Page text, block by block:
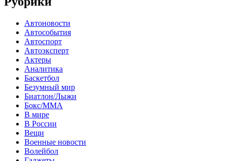
Автоновости
Автособытия
Автоспорт
Автоэксперт
Актеры
Аналитика
Баскетбол
Безумный мир
Биатлон/Лыжи
Бокс/MMA
В мире
В России
Вещи
Военные новости
Волейбол